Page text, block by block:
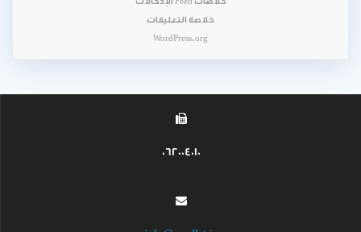
خلاصة التعليقات
WordPress.org
062004010